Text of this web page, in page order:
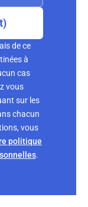
de ce
à
cas
vous
sur les
chacun
vous
politique
.